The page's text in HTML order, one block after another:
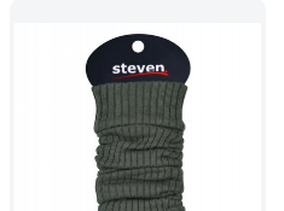
М.БЕЖЕВИЙ
МЕЛАНЖ БЕЖЕВИЙ